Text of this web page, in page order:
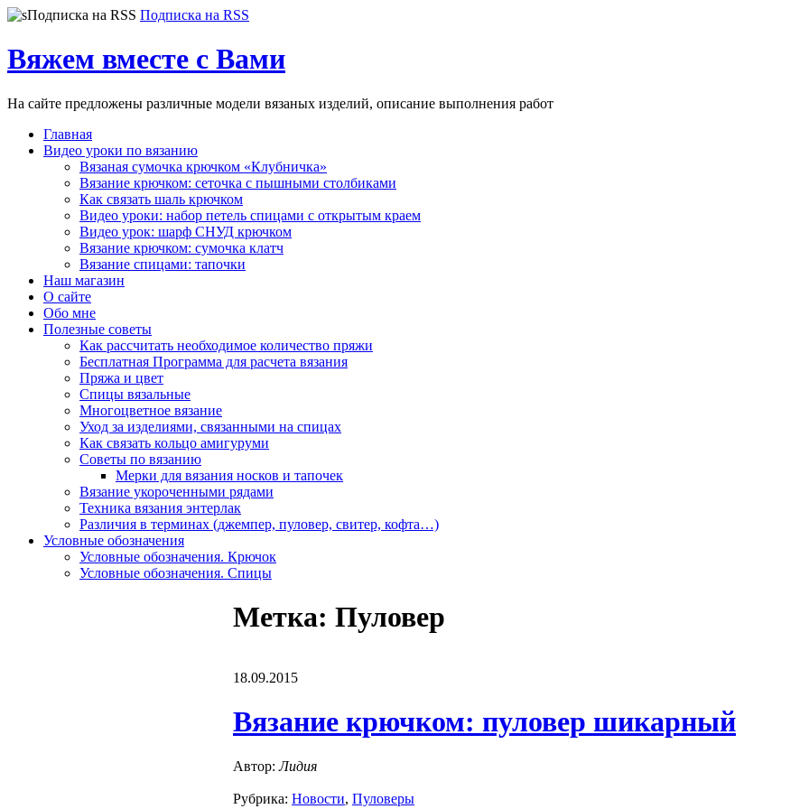
Подписка на RSS
Вяжем вместе с Вами
На сайте предложены различные модели вязаных изделий, описание выполнения работ
Главная
Видео уроки по вязанию
Вязаная сумочка крючком «Клубничка»
Вязание крючком: сеточка с пышными столбиками
Как связать шаль крючком
Видео уроки: набор петель спицами с открытым краем
Видео урок: шарф СНУД крючком
Вязание крючком: сумочка клатч
Вязание спицами: тапочки
Наш магазин
О сайте
Обо мне
Полезные советы
Как рассчитать необходимое количество пряжи
Бесплатная Программа для расчета вязания
Пряжа и цвет
Спицы вязальные
Многоцветное вязание
Уход за изделиями, связанными на спицах
Как связать кольцо амигуруми
Советы по вязанию
Мерки для вязания носков и тапочек
Вязание укороченными рядами
Техника вязания энтерлак
Различия в терминах (джемпер, пуловер, свитер, кофта…)
Условные обозначения
Условные обозначения. Крючок
Условные обозначения. Спицы
Метка: Пуловер
18.09.2015
Вязание крючком: пуловер шикарный
Автор:Лидия
Рубрика: Новости, Пуловеры